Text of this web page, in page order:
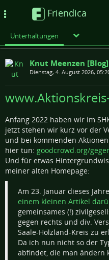
Friendica
Unterhaltungen
Knut Meenzen [Blog]
Dienstag, 4. August 2026,
Anfang 2022 haben wir im
jetzt stehen wir kurz vor der
und bei kommenden
hier tun: goodcrowd.org/
Und für etwas
meiner alten Homepage:
Am 23. Januar dieses
einem kleinen Artikel
gemeinsames (!)
gegen rechts und div.
Saale-Holzland-Kreis zu
Da ich nun nicht so der
abfindet, die man ändern